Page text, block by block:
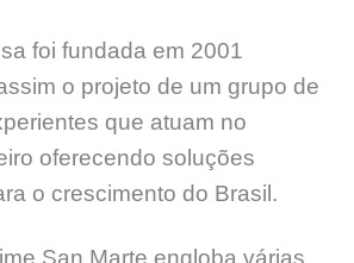
foi fundada em 2001
o projeto de um grupo de
que atuam no
oferecendo soluções
o crescimento do Brasil.
San Marte engloba várias